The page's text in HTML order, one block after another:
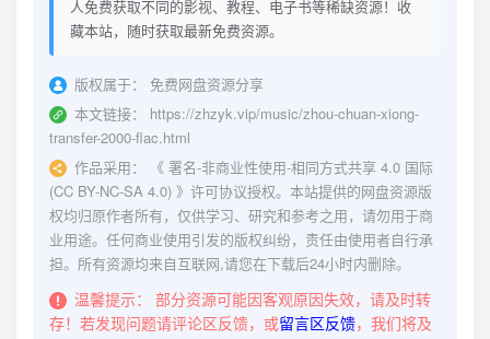
人免费获取不同的影视、教程、电子书等稀缺资源！收
藏本站，随时获取最新免费资源。
版权属于：
免费网盘资源分享
本文链接：
https://zhzyk.vip/music/zhou-chuan-xiong-
transfer-2000-flac.html
作品采用：
《 署名-非商业性使用-相同方式共享 4.0 国际
(CC BY-NC-SA 4.0) 》许可协议授权。本站提供的网盘资源版
权均归原作者所有，仅供学习、研究和参考之用，请勿用于商
业用途。任何商业使用引发的版权纠纷，责任由使用者自行承
担。所有资源均来自互联网,请您在下载后24小时内删除。
温馨提示：
部分资源可能因客观原因失效，请及时转
存！若发现问题请评论区反馈，或留言区反馈，我们将及